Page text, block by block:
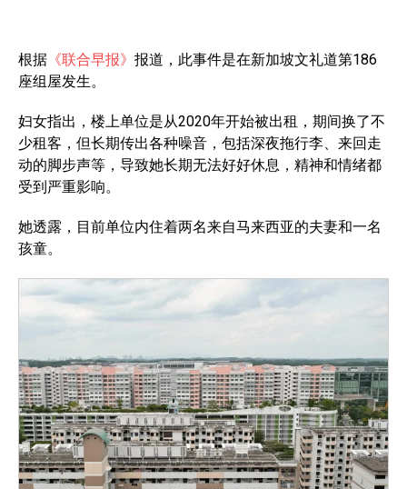
根据 《联合早报》 报道，此事件是在新加坡文礼道第186
座组屋发生。
妇女指出，楼上单位是从2020年开始被出租，期间换了不
少租客，但长期传出各种噪音，包括深夜拖行李、来回走
动的脚步声等，导致她长期无法好好休息，精神和情绪都
受到严重影响。
她透露，目前单位内住着两名来自马来西亚的夫妻和一名
孩童。